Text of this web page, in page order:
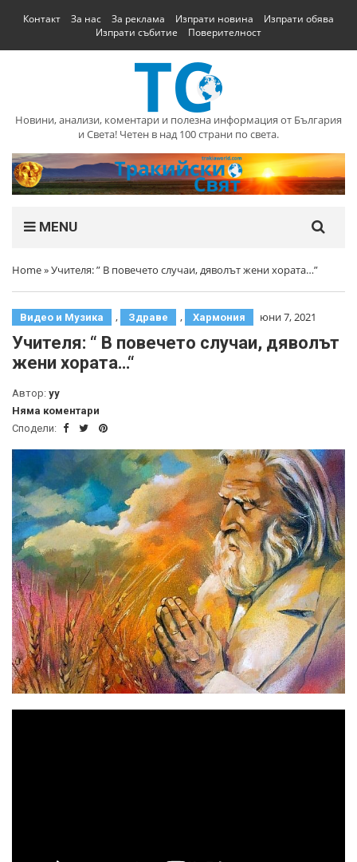
Контакт За нас За реклама Изпрати новина
Изпрати обява
Изпрати събитие
Поверителност
Новини, анализи, коментари и полезна информация от България
и Света! Четен в над 100 страни по света.
MENU
Home»Учителя: ” В повечето случаи, дяволът жени хората…”
Видео и Музика , Здраве , Хармония юни 7, 2021
Учителя: “ В повечето случаи, дяволът
жени хората…“
Автор: yy
Няма коментари
Сподели: